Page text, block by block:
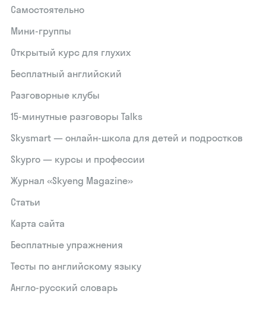
Самостоятельно
Мини-группы
Открытый курс для глухих
Бесплатный английский
Разговорные клубы
15‑минутные разговоры Talks
Skysmart — онлайн-школа для детей и подростков
Skypro — курсы и профессии
Журнал «Skyeng Magazine»
Статьи
Карта сайта
Бесплатные упражнения
Тесты по английскому языку
Англо-русский словарь